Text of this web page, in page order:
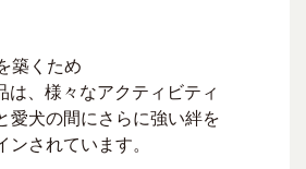
築くため
、様々なアクティビティ
愛犬の間にさらに強い絆を
されています。